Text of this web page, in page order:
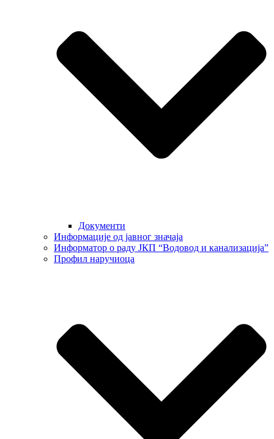
Документи
Информације од јавног значаја
Информатор о раду ЈКП “Водовод и канализација”
Профил наручиоца